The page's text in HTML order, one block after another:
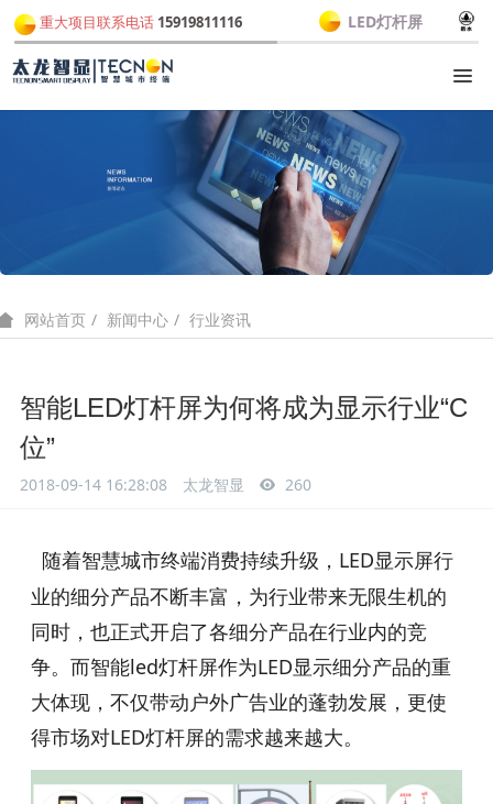
重大项目联系电话 15919811116 LED灯杆屏
网站首页 新闻中心 行业资讯
智能LED灯杆屏为何将成为显示行业“C
位”
2018-09-14 16:28:08 太龙智显 260
随着智慧城市终端消费持续升级，LED显示屏行
业的细分产品不断丰富，为行业带来无限生机的
同时，也正式开启了各细分产品在行业内的竞
争。而智能led灯杆屏作为LED显示细分产品的重
大体现，不仅带动户外广告业的蓬勃发展，更使
得市场对LED灯杆屏的需求越来越大。